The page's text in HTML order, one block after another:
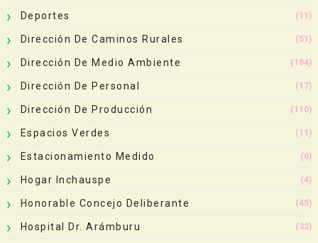
Deportes (11)
Dirección De Caminos Rurales (51)
Dirección De Medio Ambiente (194)
Dirección De Personal (17)
Dirección De Producción (110)
Espacios Verdes (11)
Estacionamiento Medido (6)
Hogar Inchauspe (4)
Honorable Concejo Deliberante (45)
Hospital Dr. Arámburu (32)